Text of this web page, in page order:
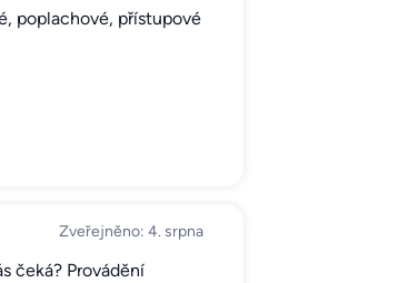
poplachové, přístupové
Zveřejněno: 4. srpna
čeká? Provádění